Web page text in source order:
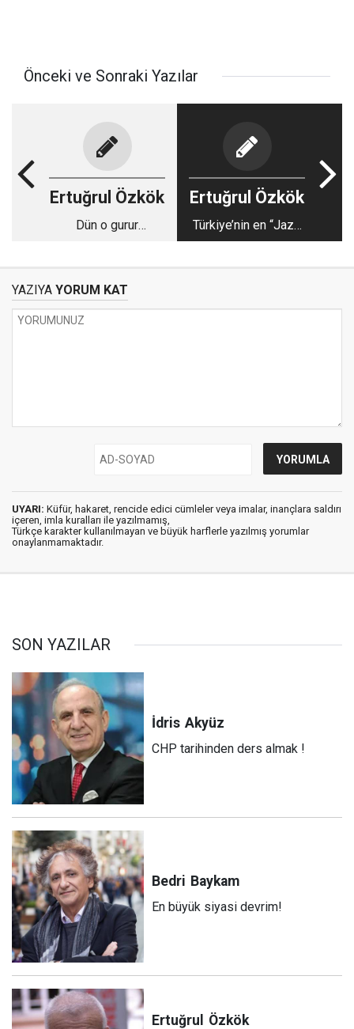
Önceki ve Sonraki Yazılar
Ertuğrul Özkök
Dün o gurur
Türkiye vatandaşı
olarak içinizden
şunlar geçmedi mi?
Ertuğrul Özkök
Türkiye’nin en “Jazz
bankacılarını”
YAZIYA YORUM KAT
UYARI: Küfür, hakaret, rencide edici cümleler veya imalar, inançlara saldırı
içeren, imla kuralları ile yazılmamış,
Türkçe karakter kullanılmayan ve büyük harflerle yazılmış yorumlar
onaylanmamaktadır.
SON YAZILAR
İdris Akyüz
CHP tarihinden ders almak !
Bedri Baykam
En büyük siyasi devrim!
Ertuğrul Özkök